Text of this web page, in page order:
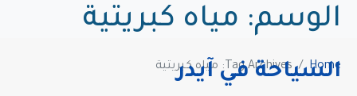
الوسم: مياه كبريتية
Home Tag Archives: مياه كبريتية
السياحة في آيدر